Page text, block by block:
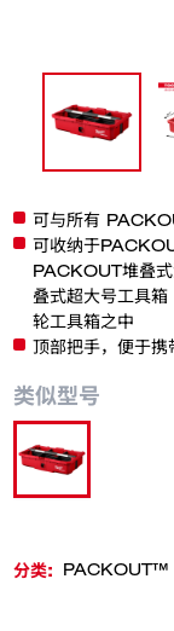
可与所有
可收纳于
PACKOUT堆叠
叠式超大号工具
轮工具箱之中​
顶部把手，便于携
类似型号
分类: PACKOUT™